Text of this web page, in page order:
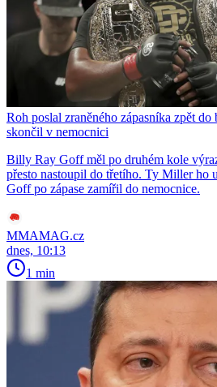
Roh poslal zraněného zápasníka zpět
skončil v nemocnici
Billy Ray Goff měl po druhém kole
přesto nastoupil do třetího. Ty Miller ho
Goff po zápase zamířil do nemocnice.
MMAMAG.cz
dnes, 10:13
1 min